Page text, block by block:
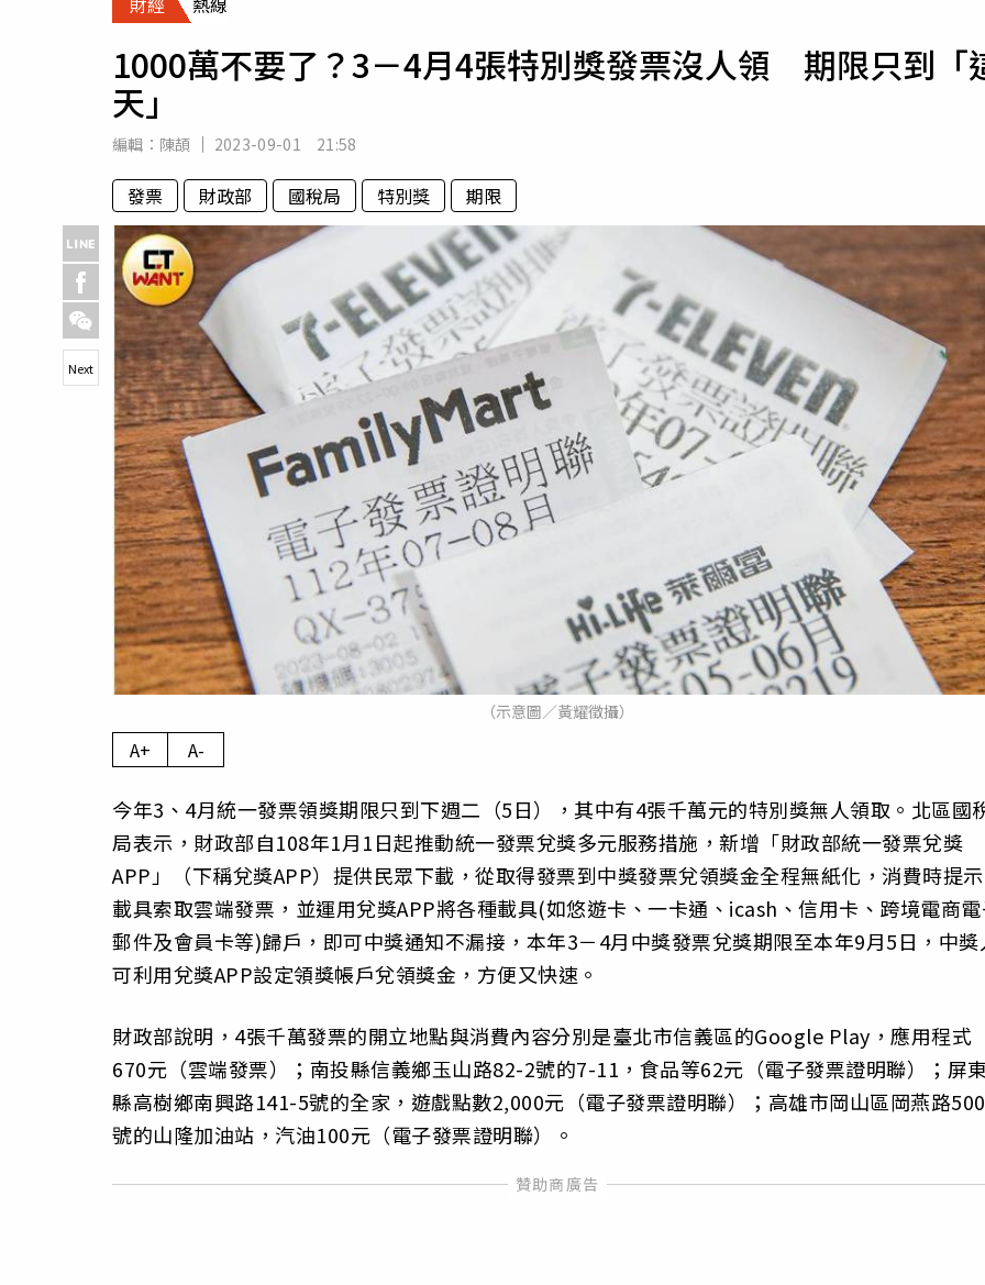
專欄
運勢
1000萬不要了？3－4月4張特別獎發票沒人領 期限只到「
天」
編輯： 陳頡 2023-09-01 21:58
發票 財政部 國稅局 特別獎 期限
（示意圖／黃耀徵攝）
Next
A+ A-
今年3、4月統一發票領獎期限只到下週二（5日），其中有4張千萬元的特別獎無人領取。北區國
局表示，財政部自108年1月1日起推動統一發票兌獎多元服務措施，新增「財政部統一發票兌獎
APP」（下稱兌獎APP）提供民眾下載，從取得發票到中獎發票兌領獎金全程無紙化，消費時提示
載具索取雲端發票，並運用兌獎APP將各種載具(如悠遊卡、一卡通、icash、信用卡、跨境電商
郵件及會員卡等)歸戶，即可中獎通知不漏接，本年3－4月中獎發票兌獎期限至本年9月5日，中獎
可利用兌獎APP設定領獎帳戶兌領獎金，方便又快速。
財政部說明，4張千萬發票的開立地點與消費內容分別是臺北市信義區的Google Play，應用程式
670元（雲端發票）；南投縣信義鄉玉山路82-2號的7-11，食品等62元（電子發票證明聯）；屏
縣高樹鄉南興路141-5號的全家，遊戲點數2,000元（電子發票證明聯）；高雄市岡山區岡燕路500
號的山隆加油站，汽油100元（電子發票證明聯）。